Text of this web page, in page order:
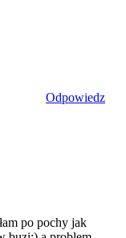
Odpowiedz
po pochy jak